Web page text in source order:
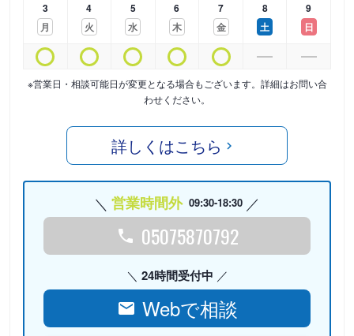
3
月
4
火
5
水
6
木
7
金
8
土
9
日
※営業日・相談可能日が変更となる場合もございます。詳細はお問い合
わせください。
詳しくはこちら
営業時間外 09:30-18:30
05075870792
24時間受付中
Webで相談